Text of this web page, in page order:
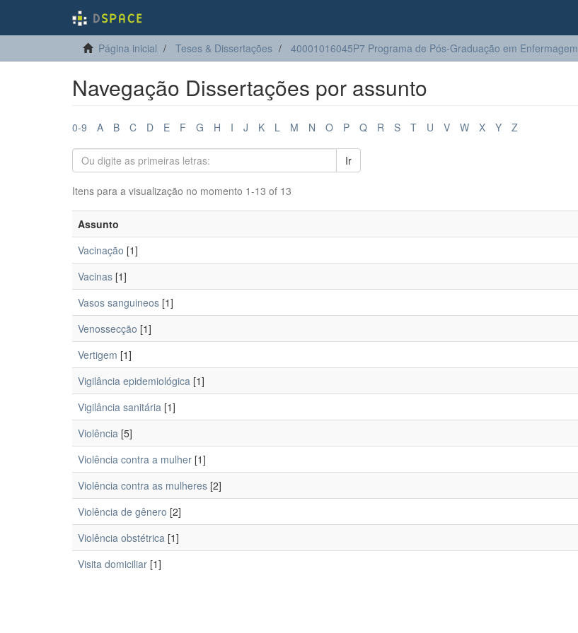
Página inicial Teses & Dissertações 40001016045P7 Programa de Pós-Graduação em Enfermagem
Navegação Dissertações por assunto
0-9 A B C D E F G H I J K L M N O P Q R S T U V W X Y Z
Ir
Itens para a visualização no momento 1-13 of 13
Assunto
Vacinação [1]
Vacinas [1]
Vasos sanguineos [1]
Venossecção [1]
Vertigem [1]
Vigilância epidemiológica [1]
Vigilância sanitária [1]
Violência [5]
Violência contra a mulher [1]
Violência contra as mulheres [2]
Violência de gênero [2]
Violência obstétrica [1]
Visita domiciliar [1]